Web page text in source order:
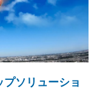
ソリューショ